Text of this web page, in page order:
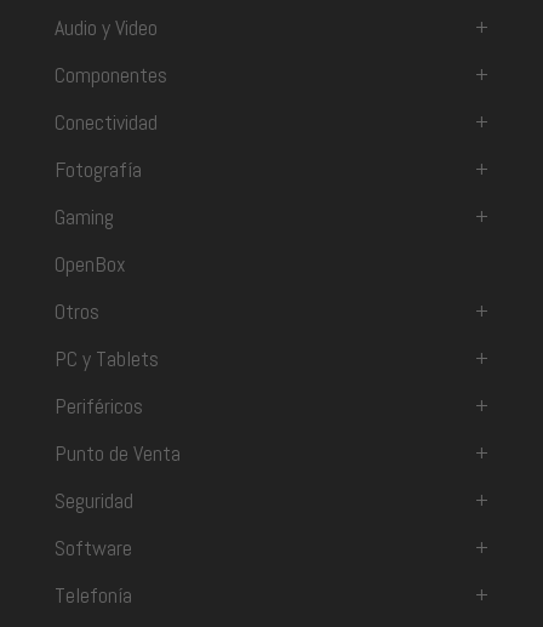
Audio y Video
+
Componentes
+
Conectividad
+
Fotografía
+
Gaming
+
OpenBox
Otros
+
PC y Tablets
+
Periféricos
+
Punto de Venta
+
Seguridad
+
Software
+
Telefonía
+